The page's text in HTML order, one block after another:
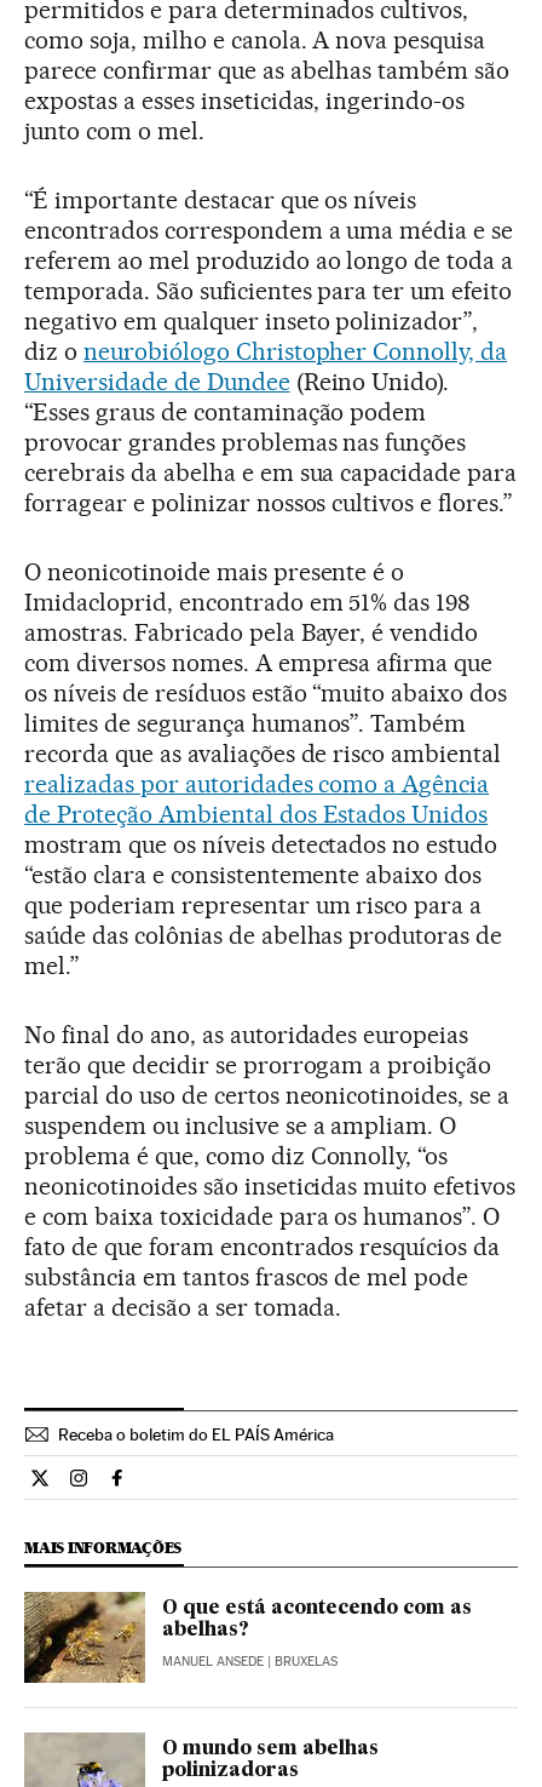
permitidos e para determinados cultivos,
como soja, milho e canola. A nova pesquisa
parece confirmar que as abelhas também são
expostas a esses inseticidas, ingerindo-os
junto com o mel.
“É importante destacar que os níveis
encontrados correspondem a uma média e se
referem ao mel produzido ao longo de toda a
temporada. São suficientes para ter um efeito
negativo em qualquer inseto polinizador”,
diz o neurobiólogo Christopher Connolly, da
Universidade de Dundee(Reino Unido).
“Esses graus de contaminação podem
provocar grandes problemas nas funções
cerebrais da abelha e em sua capacidade para
forragear e polinizar nossos cultivos e flores.”
O neonicotinoide mais presente é o
Imidacloprid, encontrado em 51% das 198
amostras. Fabricado pela Bayer, é vendido
com diversos nomes. A empresa afirma que
os níveis de resíduos estão “muito abaixo dos
limites de segurança humanos”. Também
recorda que as avaliações de risco ambiental
realizadas por autoridades como a Agência
de Proteção Ambiental dos Estados Unidos
mostram que os níveis detectados no estudo
“estão clara e consistentemente abaixo dos
que poderiam representar um risco para a
saúde das colônias de abelhas produtoras de
mel.”
No final do ano, as autoridades europeias
terão que decidir se prorrogam a proibição
parcial do uso de certos neonicotinoides, se a
suspendem ou inclusive se a ampliam. O
problema é que, como diz Connolly, “os
neonicotinoides são inseticidas muito efetivos
e com baixa toxicidade para os humanos”. O
fato de que foram encontrados resquícios da
substância em tantos frascos de mel pode
afetar a decisão a ser tomada.
Receba o boletim do EL PAÍS América
Ciencia El País Brasil en Twitter
Ciencia El País Brasil en Instagram
Ciencia El País Brasil en Facebook
MAIS INFORMAÇÕES
O que está acontecendo com as
abelhas?
MANUEL ANSEDE | BRUXELAS
O mundo sem abelhas
polinizadoras